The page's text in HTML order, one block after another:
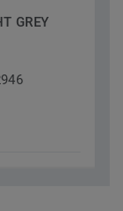
GREY